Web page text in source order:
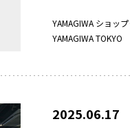
YAMAGIWA ショッ
YAMAGIWA TOKYO
2025.06.17